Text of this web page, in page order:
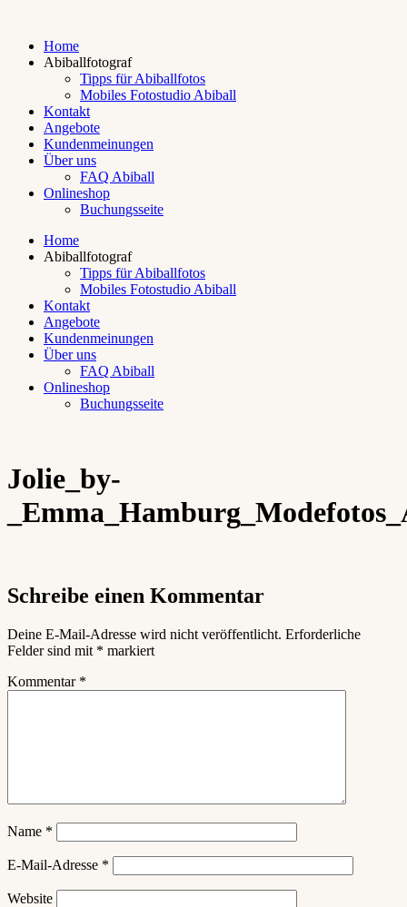
Home
Abiballfotograf
Tipps für Abiballfotos
Mobiles Fotostudio Abiball
Kontakt
Angebote
Kundenmeinungen
Über uns
FAQ Abiball
Onlineshop
Buchungsseite
Home
Abiballfotograf
Tipps für Abiballfotos
Mobiles Fotostudio Abiball
Kontakt
Angebote
Kundenmeinungen
Über uns
FAQ Abiball
Onlineshop
Buchungsseite
Jolie_by-
Schreibe einen Kommentar
Deine E-Mail-Adresse wird nicht veröffentlicht. Erforderliche
Felder sind mit * markiert
Kommentar *
Name *
E-Mail-Adresse *
Website